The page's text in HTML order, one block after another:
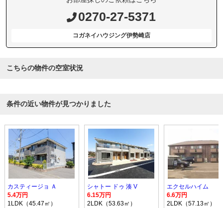
0270-27-5371
コガネイハウジング伊勢崎店
こちらの物件の空室状況
条件の近い物件が見つかりました
カスティージョ Ａ
5.4万円
1LDK（45.47㎡）
シャトー ドゥ 湊 V
6.15万円
2LDK（53.63㎡）
エクセルハイム
6.6万円
2LDK（57.13㎡）